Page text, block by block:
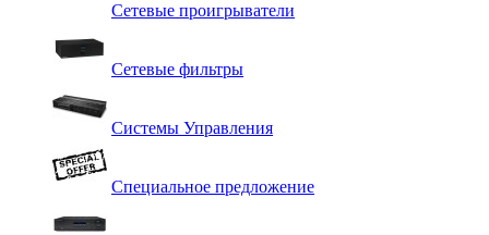
Сетевые проигрыватели
Сетевые фильтры
Системы Управления
Специальное предложение